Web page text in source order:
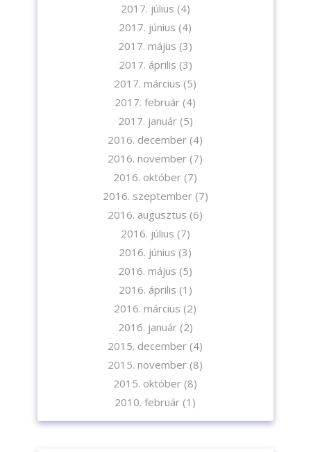
2017. július (4)
2017. június (4)
2017. május (3)
2017. április (3)
2017. március (5)
2017. február (4)
2017. január(5)
2016. december (4)
2016. november (7)
2016. október (7)
2016. szeptember(7)
2016. augusztus (6)
2016. július (7)
2016. június (3)
2016. május (5)
2016. április (1)
2016. március (2)
2016. január(2)
2015. december (4)
2015. november (8)
2015. október (8)
2010. február (1)